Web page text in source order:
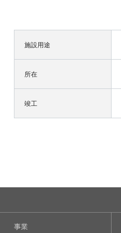
施設用途
所在
竣工
事業